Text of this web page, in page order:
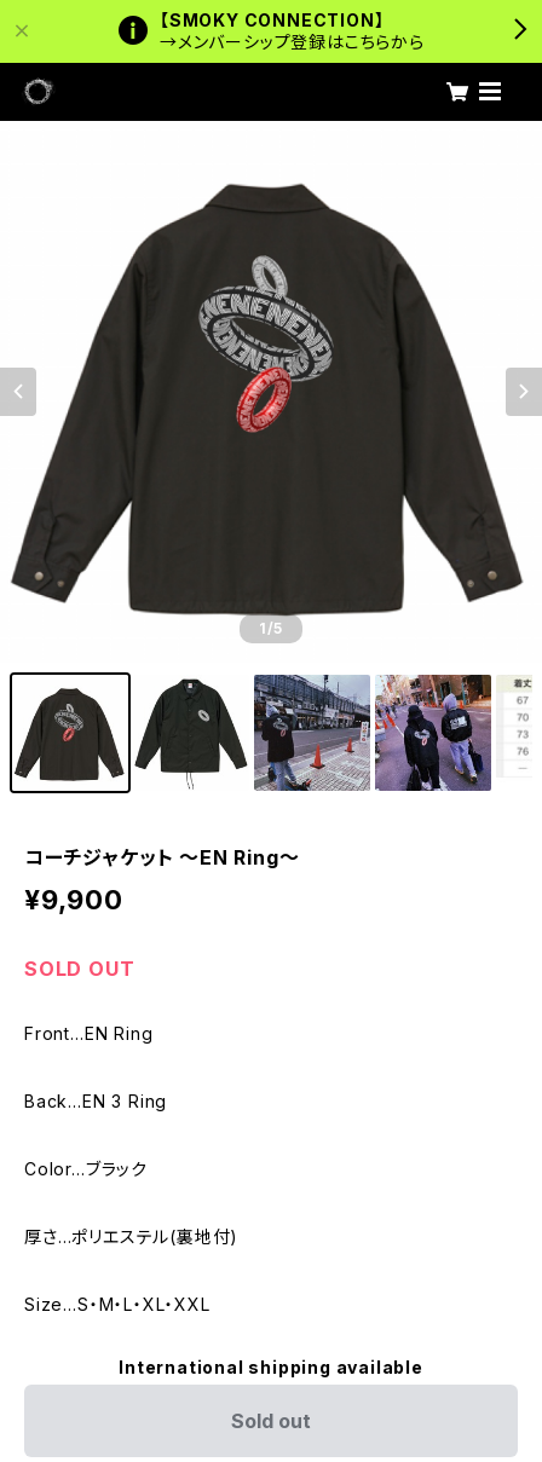
【SMOKY CONNECTION】
→メンバーシップ登録はこちらから
1/5
コーチジャケット 〜EN Ring〜
¥9,900
SOLD OUT
Front…EN Ring
Back…EN 3 Ring
Color…ブラック
厚さ…ポリエステル(裏地付)
Size…S・M・L・XL・XXL
International shipping available
Sold out